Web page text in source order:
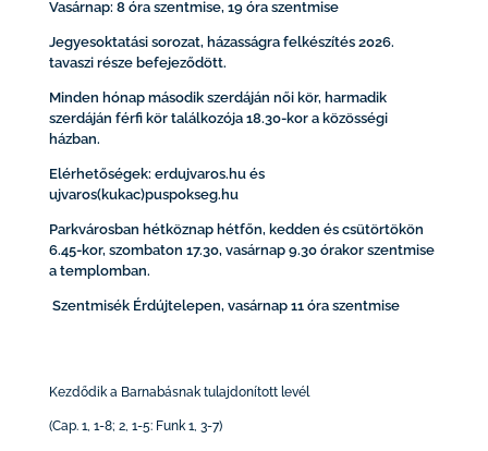
Vasárnap: 8 óra szentmise, 19 óra szentmise
Jegyesoktatási sorozat, házasságra felkészítés 2026.
tavaszi része befejeződött.
Minden hónap második szerdáján női kör, harmadik
szerdáján férfi kör találkozója 18.30-kor a közösségi
házban.
Elérhetőségek: erdujvaros.hu és
ujvaros(kukac)puspokseg.hu
Parkvárosban hétköznap hétfőn, kedden és csütörtökön
6.45-kor, szombaton 17.30, vasárnap 9.30 órakor szentmise
a templomban.
Szentmisék Érdújtelepen, vasárnap 11 óra szentmise
Kezdődik a Barnabásnak tulajdonított levél
(Cap. 1, 1-8; 2, 1-5: Funk 1, 3-7)